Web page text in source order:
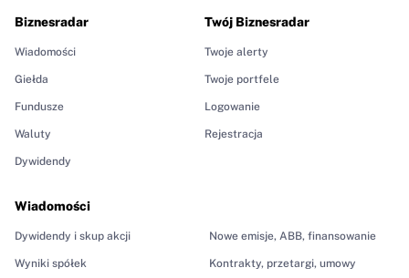
Biznesradar
Wiadomości
Giełda
Fundusze
Waluty
Dywidendy
Wiadomości
Dywidendy i skup akcji
Wyniki spółek
Nowe emisje, ABB, finansowanie
Kontrakty, przetargi, umowy
Twój Biznesradar
Twoje alerty
Twoje portfele
Logowanie
Rejestracja